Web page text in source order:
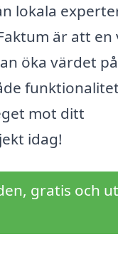
lokala
är att en
öka värdet
mot ditt
idag!
gratis och